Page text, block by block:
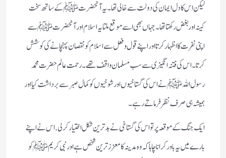
لیکن اس کا دل ایمان کی دولت سے خالی تھا۔ یہ آنحضرت ﷺ کے ساتھ سخت
کینہ اور بغض رکھتا تھا۔ جہاں بھی اسے موقع ملتا یہ اسلام اور آنحضرت ﷺ سے
اپنی نفرت کا اظہار کرتااوراپنے قول و فعل سے اسلام کو نقصان پہنچانے کی کوشش
کرتا۔ اس کی فتنہ انگیزی سےسب مسلمان واقف تھے۔ رحمت عالم حضرت محمد
رسول اللہﷺ نے اس کی گستاخیوں اور شوخیوں کو کمال صبر سے برداشت کیا اور
ہمیشہ ہی صرف نظر فرماتے رہے۔
ایک جنگ کے موقعہ پر تو اس کی گستاخی نے بد ترین شکل اختیار کر لی. اس نے اپنے
بارے میں یہ باور کرانا چاہاکہ وہ مدینہ کا معزز ترین شخص ہے اور نبی کریم ﷺ کو